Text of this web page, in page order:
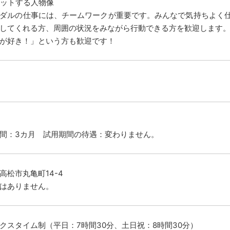
トする人物像
ルの仕事には、チームワークが重要です。みんなで気持ちよく
てくれる方、周囲の状況をみながら行動できる方を歓迎します。
好き！」という方も歓迎です！
：3カ月 試用期間の待遇：変わりません。
松市丸亀町14-4
ありません。
スタイム制（平日：7時間30分、土日祝：8時間30分）